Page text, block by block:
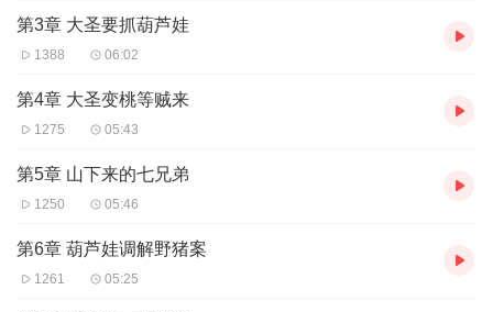
第3章 大圣要抓葫芦娃
1388 06:02
第4章 大圣变桃等贼来
1275 05:43
第5章 山下来的七兄弟
1250 05:46
第6章 葫芦娃调解野猪案
1261 05:25